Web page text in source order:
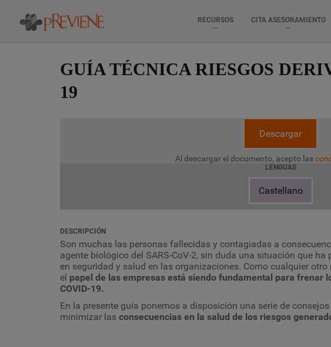
RECURSOS CITA ASESORAMIENTO
GUÍA TÉCNICA RIESGOS
19
Descargar
Al descargar el documento, acepto las
LENGUAS
Castellano
DESCRIPCIÓN
Son muchas las personas fallecidas y contagiadas a
agente biológico del SARS-CoV-2, sin duda una situación que
en seguridad y salud en las organizaciones. Como cualquier
el papel de las empresas está siendo fundamental para frenar
COVID-19.
En la presente guía ponemos a disposición una serie de
minimizar las consecuencias en la salud de los riesgos